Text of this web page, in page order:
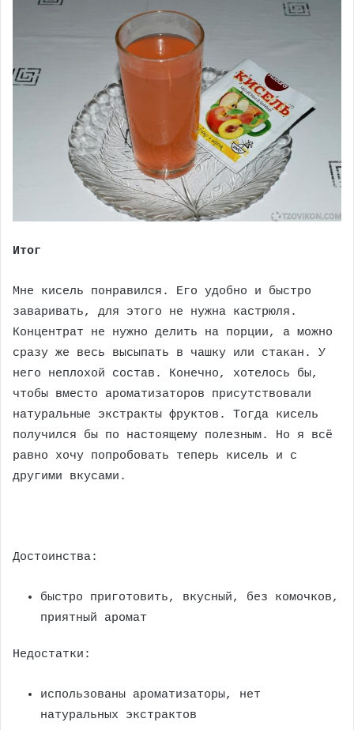
Итог
Мне кисель понравился. Его удобно и быстро
заваривать, для этого не нужна кастрюля.
Концентрат не нужно делить на порции, а можно
сразу же весь высыпать в чашку или стакан. У
него неплохой состав. Конечно, хотелось бы,
чтобы вместо ароматизаторов присутствовали
натуральные экстракты фруктов. Тогда кисель
получился бы по настоящему полезным. Но я всё
равно хочу попробовать теперь кисель и с
другими вкусами.
Достоинства:
быстро приготовить, вкусный, без комочков,
приятный аромат
Недостатки:
использованы ароматизаторы, нет
натуральных экстрактов